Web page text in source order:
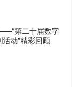
——“第二十届数字
动”精彩回顾